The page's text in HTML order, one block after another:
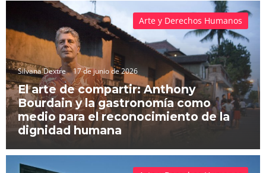
Silvana Dextre 17 de junio de 2026
El arte de compartir: Anthony
Bourdain y la gastronomía como
medio para el reconocimiento de la
dignidad humana
Arte y Derechos Humanos